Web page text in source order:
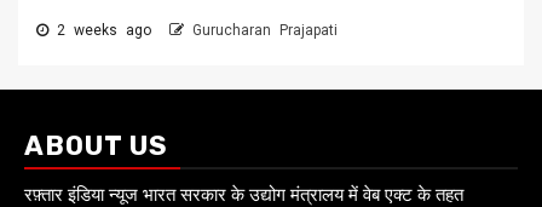
2 weeks ago Gurucharan Prajapati
ABOUT US
रफ़्तार इंडिया न्यूज भारत सरकार के उद्योग मंत्रालय में वेब एक्ट के तहत